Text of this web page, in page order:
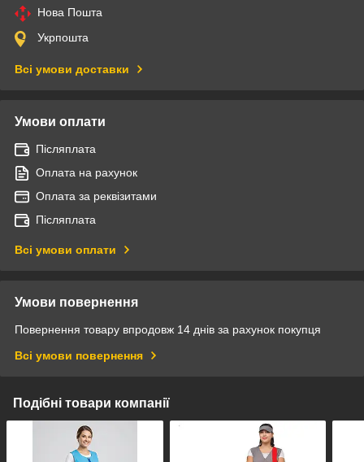
Нова Пошта
Укрпошта
Всі умови доставки
Умови оплати
Післяплата
Оплата на рахунок
Оплата за реквізитами
Післяплата
Всі умови оплати
Умови повернення
Повернення товару впродовж 14 днів за рахунок покупця
Всі умови повернення
Подібні товари компанії